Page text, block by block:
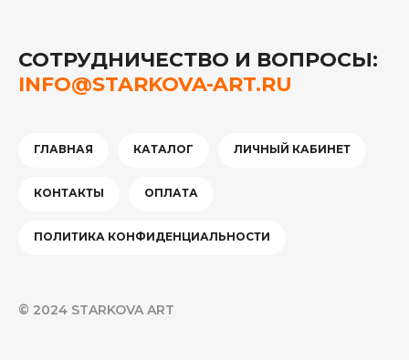
СОТРУДНИЧЕСТВО И ВОПРОСЫ:
INFO@STARKOVA-ART.RU
ГЛАВНАЯ КАТАЛОГ ЛИЧНЫЙ КАБИНЕТ
КОНТАКТЫ ОПЛАТА
ПОЛИТИКА КОНФИДЕНЦИАЛЬНОСТИ
© 2024 STARKOVA ART